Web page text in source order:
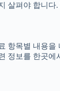
펴야 합니다
항목별 내용을
보를 한곳에